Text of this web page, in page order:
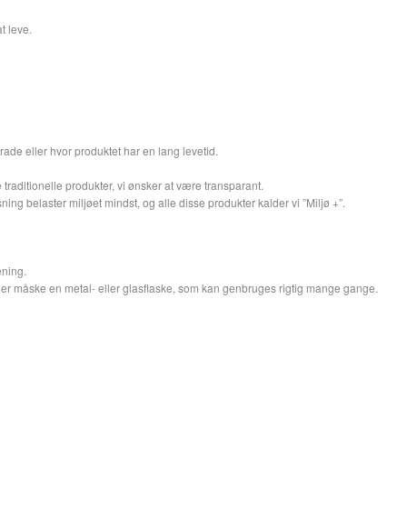
leve.
eller hvor produktet har en lang levetid.
produkter, vi ønsker at være transparant.
belaster miljøet mindst, og alle disse produkter kalder vi ”Miljø +”.
måske en metal- eller glasflaske, som kan genbruges rigtig mange gange.